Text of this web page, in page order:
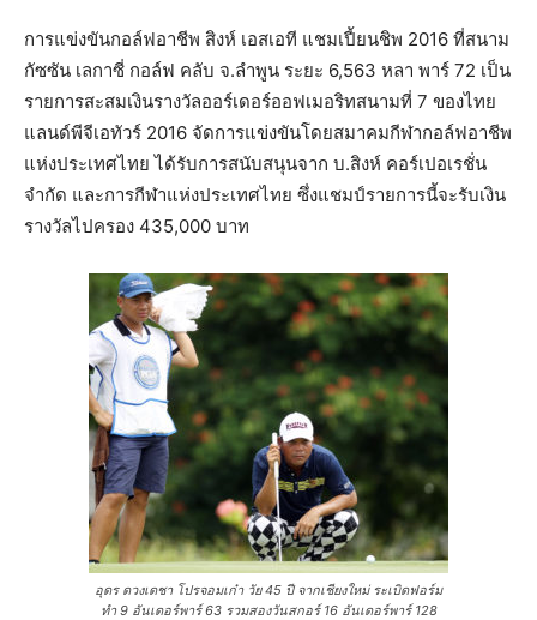
การแข่งขันกอล์ฟอาชีพ สิงห์ เอสเอที แชมเปี้ยนชิพ 2016 ที่สนาม
กัซซัน เลกาซี่ กอล์ฟ คลับ จ.ลำพูน ระยะ 6,563 หลา พาร์ 72 เป็น
รายการสะสมเงินรางวัลออร์เดอร์ออฟเมอริทสนามที่ 7 ของไทย
แลนด์พีจีเอทัวร์ 2016 จัดการแข่งขันโดยสมาคมกีฬากอล์ฟอาชีพ
แห่งประเทศไทย ได้รับการสนับสนุนจาก บ.สิงห์ คอร์เปอเรชั่น
จำกัด และการกีฬาแห่งประเทศไทย ซึ่งแชมป์รายการนี้จะรับเงิน
รางวัลไปครอง 435,000 บาท
อุดร ดวงเดชา โปรจอมเก๋า วัย 45 ปี จากเชียงใหม่ ระเบิดฟอร์ม
ทำ 9 อันเดอร์พาร์ 63 รวมสองวันสกอร์ 16 อันเดอร์พาร์ 128